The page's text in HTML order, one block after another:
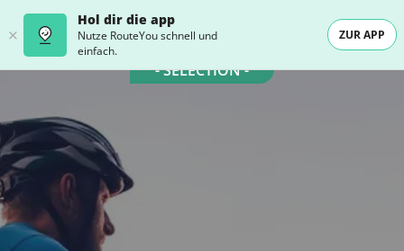
Hol dir die app
Nutze RouteYou schnell und
einfach.
ZUR APP
- SELECTION -